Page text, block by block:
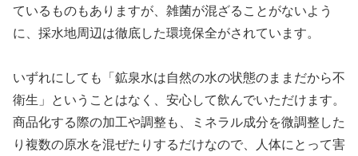
ているものもありますが、雑菌が混ざることがないよう
に、採水地周辺は徹底した環境保全がされています。
いずれにしても「鉱泉水は自然の水の状態のままだから不
衛生」ということはなく、安心して飲んでいただけます。
商品化する際の加工や調整も、ミネラル成分を微調整した
り複数の原水を混ぜたりするだけなので、人体にとって害